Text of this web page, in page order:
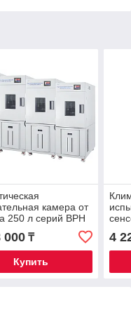
камера от
250 л серий BPH
000₸
Купить
4